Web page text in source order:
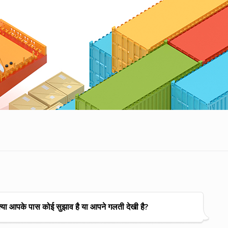
आपके पास कोई सुझाव है या आपने गलती देखी है?